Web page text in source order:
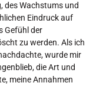
des Wachstums und
Eindruck auf
Gefühl der
zu werden. Als ich
wurde mir
die Art und
meine Annahmen